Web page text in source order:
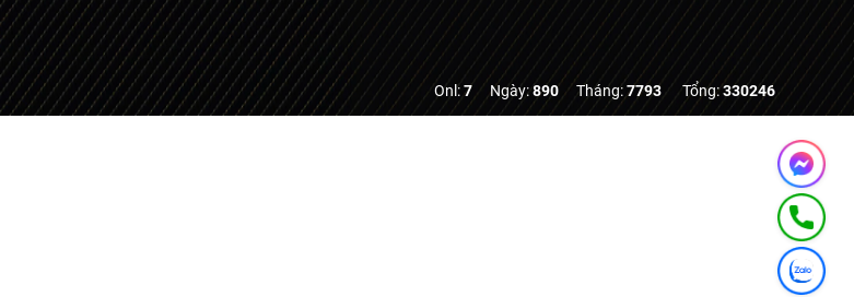
Onl:7 Ngày:890 Tháng:7793 Tổng:330246